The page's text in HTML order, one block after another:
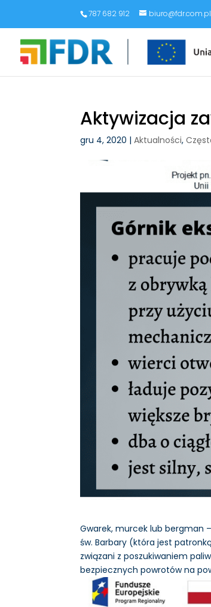
787 682 912 biuro@fdr.com.pl
Aktywizacja
gru 4, 2020 |Aktualności,
Gwarek, murcek lub bergman
św. Barbary (która jest
związani z poszukiwaniem
bezpiecznych powrotów na